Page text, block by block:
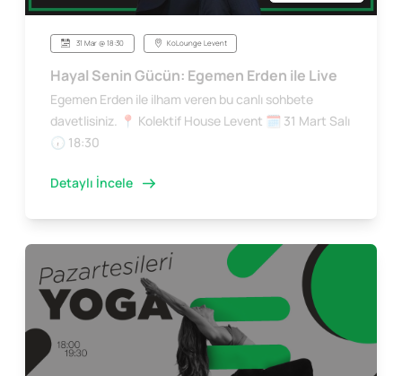
31 Mar @ 18:30 KoLounge Levent
Hayal Senin Gücün: Egemen Erden ile Live
Egemen Erden ile ilham veren bu canlı sohbete
davetlisiniz. 📍 Kolektif House Levent 🗓 31 Mart Salı
🕡 18:30
Detaylı İncele